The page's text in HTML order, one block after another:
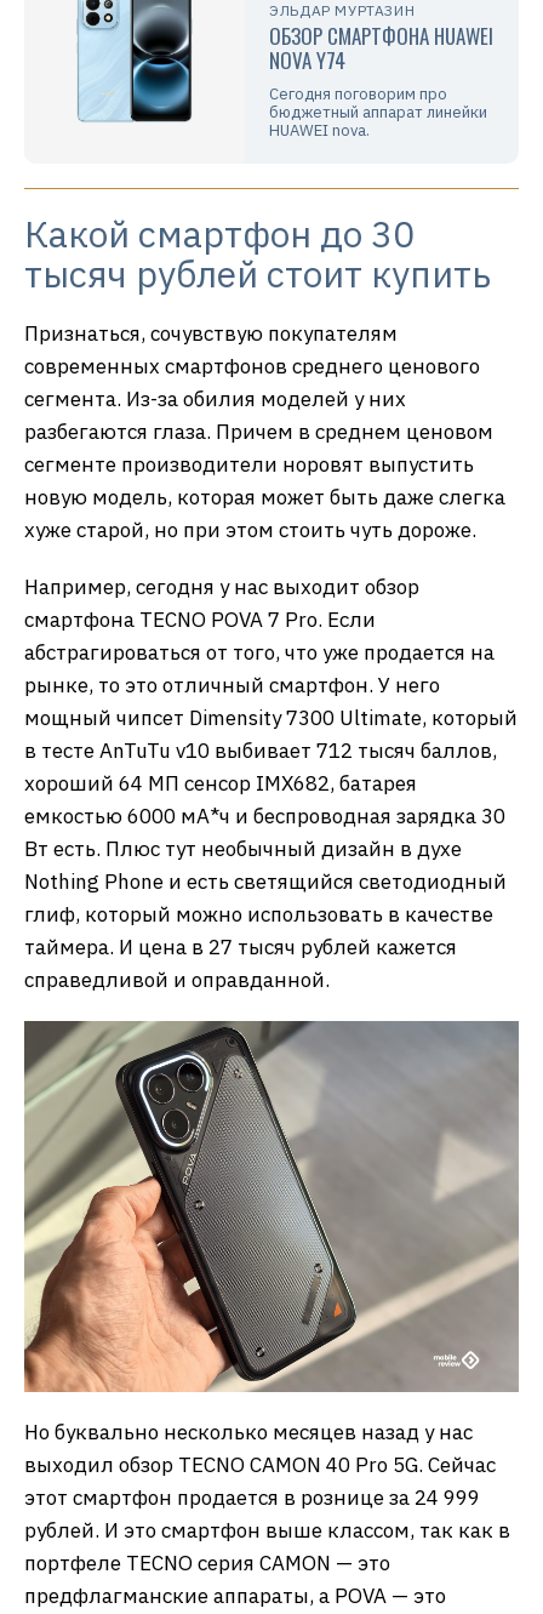
ЭЛЬДАР МУРТАЗИН
ОБЗОР СМАРТФОНА HUAWEI
NOVA Y74
Сегодня поговорим про
бюджетный аппарат линейки
HUAWEI nova.
Какой смартфон до 30
тысяч рублей стоит купить
Признаться, сочувствую покупателям
современных смартфонов среднего ценового
сегмента. Из-за обилия моделей у них
разбегаются глаза. Причем в среднем ценовом
сегменте производители норовят выпустить
новую модель, которая может быть даже слегка
хуже старой, но при этом стоить чуть дороже.
Например, сегодня у нас выходит обзор
смартфона TECNO POVA 7 Pro. Если
абстрагироваться от того, что уже продается на
рынке, то это отличный смартфон. У него
мощный чипсет Dimensity 7300 Ultimate, который
в тесте AnTuTu v10 выбивает 712 тысяч баллов,
хороший 64 МП сенсор IMX682, батарея
емкостью 6000 мА*ч и беспроводная зарядка 30
Вт есть. Плюс тут необычный дизайн в духе
Nothing Phone и есть светящийся светодиодный
глиф, который можно использовать в качестве
таймера. И цена в 27 тысяч рублей кажется
справедливой и оправданной.
Но буквально несколько месяцев назад у нас
выходил обзор TECNO CAMON 40 Pro 5G. Сейчас
этот смартфон продается в рознице за 24 999
рублей. И это смартфон выше классом, так как в
портфеле TECNO серия CAMON — это
предфлагманские аппараты, а POVA — это